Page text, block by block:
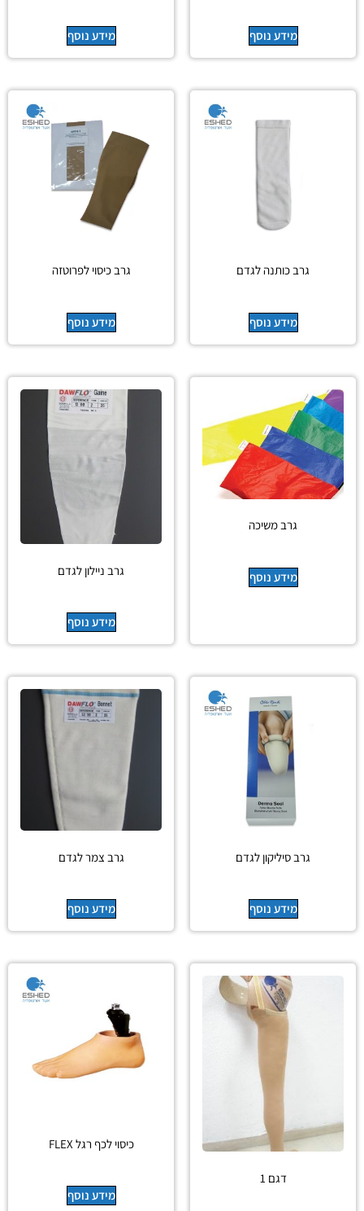
מידע נוסף מידע נוסף
גרב כותנה לגדם
מידע נוסף
גרב כיסוי לפרוטזה
מידע נוסף
גרב משיכה
מידע נוסף גרב ניילון לגדם
מידע נוסף
גרב סיליקון לגדם
מידע נוסף
גרב צמר לגדם
מידע נוסף
דגם 1
כיסוי לכף רגל FLEX
מידע נוסף